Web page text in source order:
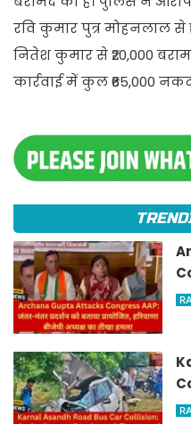
रवि कुमार पुत्र मोहनलाल से
नितेश कुमार से ₹20,000
कार्रवाई में कुल ₹65,000